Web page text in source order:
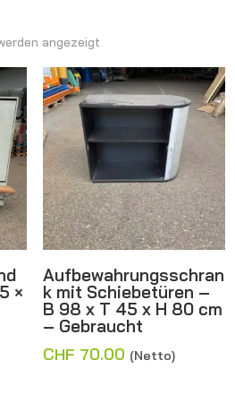
angezeigt
×
Aufbewahrungsschran
k mit Schiebetüren –
B 98 x T 45 x H 80 cm
– Gebraucht
CHF 70.00 (Netto)